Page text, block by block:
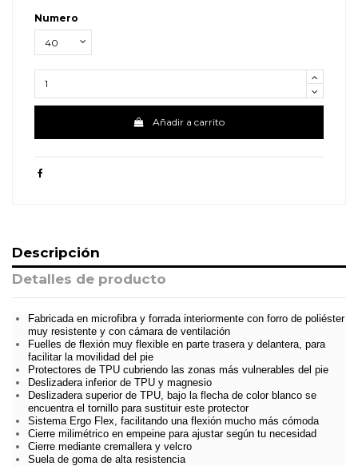
Numero
Añadir a carrito
Descripción
Detalles de producto
Fabricada en microfibra y forrada interiormente con forro de poliéster
muy resistente y con cámara de ventilación
Fuelles de flexión muy flexible en parte trasera y delantera, para
facilitar la movilidad del pie
Protectores de TPU cubriendo las zonas más vulnerables del pie
Deslizadera inferior de TPU y magnesio
Deslizadera superior de TPU, bajo la flecha de color blanco se
encuentra el tornillo para sustituir este protector
Sistema Ergo Flex, facilitando una flexión mucho más cómoda
Cierre milimétrico en empeine para ajustar según tu necesidad
Cierre mediante cremallera y velcro
Suela de goma de alta resistencia